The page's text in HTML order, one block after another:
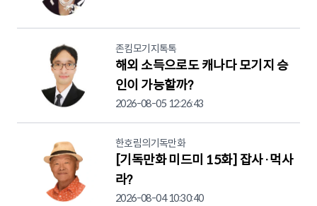
존킴모기지톡톡
해외 소득으로도 캐나다 모기지 승
인이 가능할까?
2026-08-05 12:26:43
한호림의기독만화
[기독만화 미드미 15화] 잡사·먹사
라?
2026-08-04 10:30:40